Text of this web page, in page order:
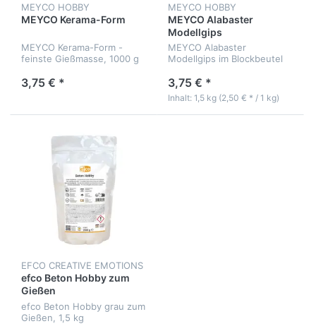
MEYCO HOBBY
MEYCO Kerama-Form
MEYCO Kerama-Form -
feinste Gießmasse, 1000 g
3,75 € *
MEYCO HOBBY
MEYCO Alabaster
Modellgips
MEYCO Alabaster
Modellgips im Blockbeutel
3,75 € *
Inhalt: 1,5 kg (2,50 € * / 1 kg)
EFCO CREATIVE EMOTIONS
efco Beton Hobby zum
Gießen
efco Beton Hobby grau zum
Gießen, 1,5 kg